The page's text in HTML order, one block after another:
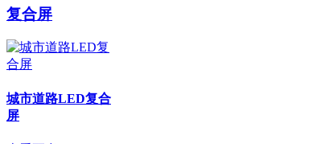
复合屏
城市道路LED复合
屏